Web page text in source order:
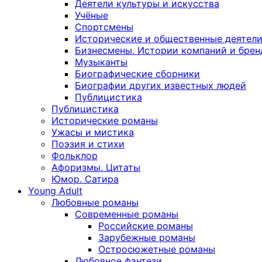
Деятели культуры и искусства
Учёные
Спортсмены
Исторические и общественные деятели
Бизнесмены. Истории компаний и
Музыканты
Биографические сборники
Биографии других известных людей
Публицистика
Публицистика
Исторические романы
Ужасы и мистика
Поэзия и стихи
Фольклор
Афоризмы. Цитаты
Юмор. Сатира
Young Adult
Любовные романы
Современные романы
Российские романы
Зарубежные романы
Остросюжетные романы